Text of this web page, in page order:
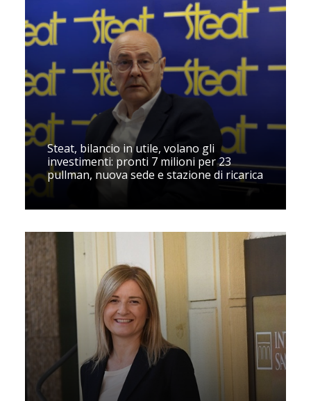
Steat, bilancio in utile, volano gli
investimenti: pronti 7 milioni per 23
pullman, nuova sede e stazione di ricarica